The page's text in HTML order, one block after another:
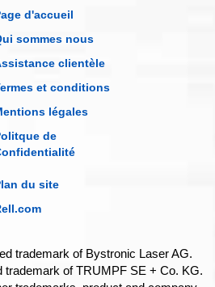
d'accueil
sommes nous
clientèle
et conditions
légales
de
du site
trademark of Bystronic Laser AG.
of TRUMPF SE + Co. KG.